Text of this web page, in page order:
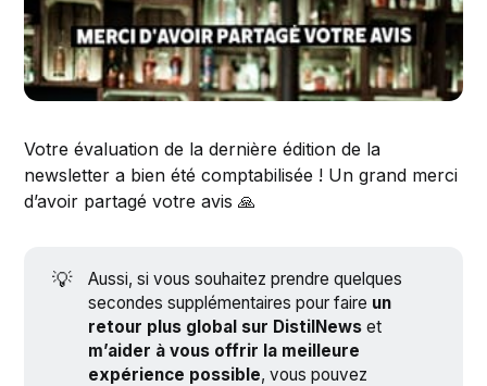
Votre évaluation de la dernière édition de la
newsletter a bien été comptabilisée ! Un grand merci
d’avoir partagé votre avis 🙏
💡
Aussi, si vous souhaitez prendre quelques
secondes supplémentaires pour faire un
retour plus global sur DistilNewset
m’aider à vous offrir la meilleure
expérience possible, vous pouvez